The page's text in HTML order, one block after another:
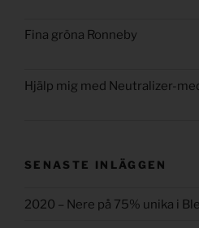
Fina gröna Ronneby
Hjälp mig med Neutralizer-
SENASTE INLÄGGEN
2020 – Nere på 75% unika i